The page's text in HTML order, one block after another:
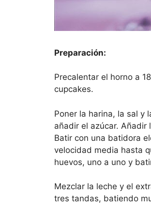
Preparación:
Precalentar el horno a
cupcakes.
Poner la harina, la sal y
añadir el azúcar.
Batir con una batidora
velocidad media hasta
huevos, uno a uno y
Mezclar la leche y el
tres tandas, batiendo